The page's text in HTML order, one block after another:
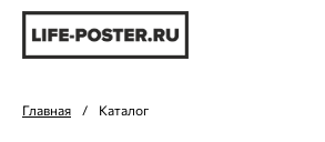
Главная / Каталог